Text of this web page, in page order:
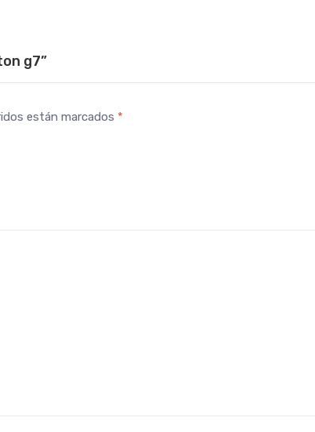
g7”
están marcados *